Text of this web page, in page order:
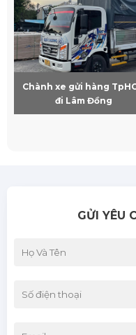
Chành xe gửi hàng
đi Lâm Đồng
GỬI YÊU